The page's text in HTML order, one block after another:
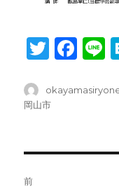
T
it
te
F
c
o
e
投
稿
岡山市
前